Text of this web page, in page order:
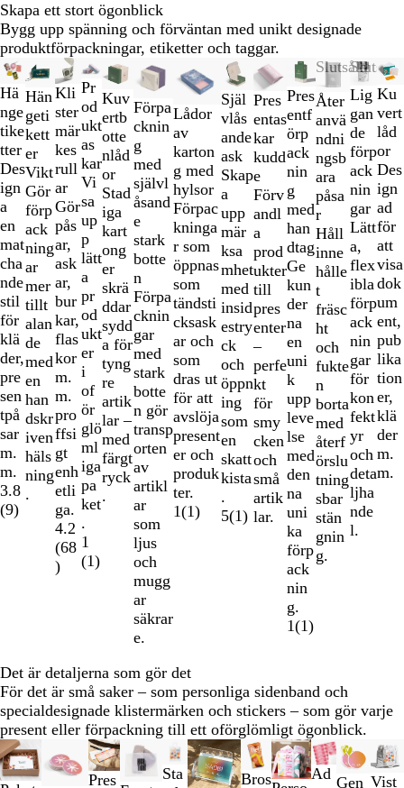
Skapa ett stort ögonblick
Bygg upp spänning och förväntan med unikt designade
produktförpackningar, etiketter och taggar.
Hä
nge
tike
tter
Des
ign
a
en
mat
cha
nde
stil
för
klä
der,
pre
sen
tpå
sar
m.
m.
3.8
(9)
Hän
geti
kett
er
Vikt
Gör
förp
ack
ning
ar
mer
tillt
alan
de
med
en
han
dskr
iven
häls
ning
.
Nya alternativ
Kli
ster
mär
kes
rull
ar
Gör
pås
ar,
ask
ar,
bur
kar,
flas
kor
m.
m.
pro
ffsi
gt
enh
etli
ga.
4.2
(68
)
Pr
od
ukt
as
kar
Vi
sa
up
p
lätt
a
pr
od
ukt
er
i
of
ör
glö
ml
iga
pa
ket
.
1
(1)
Kuv
ertb
otte
nlåd
or
Stad
iga
kart
ong
er
skrä
ddar
sydd
a för
tyng
re
artik
lar –
med
färgt
ryck
.
Förpa
cknin
g
med
självl
åsand
e
stark
botte
n
Förpa
cknin
gar
med
stark
botte
n gör
transp
orten
av
artikl
ar
som
ljus
och
mugg
ar
säkrar
e.
Lådor
av
karton
g med
hylsor
Förpac
kninga
r som
öppnas
som
tändsti
cksask
ar och
som
dras ut
för att
avslöja
present
er och
produk
ter.
1(1)
Själ
vlås
ande
ask
Skap
a
upp
mär
ksa
mhet
med
insid
estry
ck
och
öppn
ing
som
en
skatt
kista
.
5(1)
Pres
entas
kar
kudd
e
Förv
andl
a
prod
ukter
till
pres
enter
–
perfe
kt
för
smy
cken
och
små
artik
lar.
Pres
entf
örp
ack
nin
g
med
han
dtag
Ge
kun
der
na
en
uni
k
upp
leve
lse
med
den
na
uni
ka
förp
ack
nin
g.
1(1)
Slutsåld
Åter
anvä
ndni
ngsb
ara
påsa
r
Håll
inne
hålle
t
fräsc
ht
och
fukte
n
borta
med
återf
örslu
tning
sbar
stän
gnin
g.
Slutsåld
Lig
gan
de
förp
ack
nin
gar
Lätt
a,
flex
ibla
förp
ack
nin
gar
för
kon
fekt
yr
och
deta
ljha
nde
l.
Ku
vert
låd
or
Des
ign
ad
för
att
visa
dok
um
ent,
pub
lika
tion
er,
klä
der
m.
m.
Bild
1
till
2
av
13
Det är detaljerna som gör det
För det är små saker – som personliga sidenband och
specialdesignade klistermärken och stickers – som gör varje
present eller förpackning till ett oförglömligt ögonblick.
Nya alternativ
Pres
Sta
Bros
Ad
Nya
Gen Vist
Bild
1